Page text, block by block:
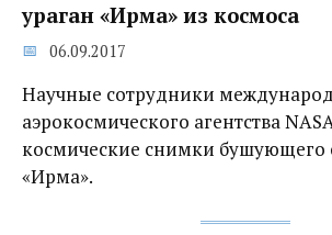
ураган «Ирма» из космоса
06.09.2017
Научные сотрудники
аэрокосмического агентства
космические снимки бушующего
«Ирма».